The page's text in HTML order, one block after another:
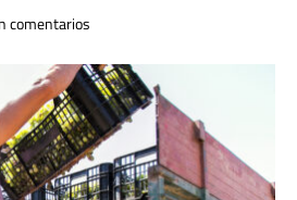
comentarios